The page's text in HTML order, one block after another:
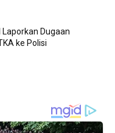
Laporkan Dugaan
ke Polisi